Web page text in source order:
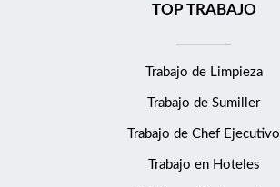
TOP TRABAJO
Trabajo de Limpieza
Trabajo de Sumiller
Trabajo de Chef Ejecutivo
Trabajo en Hoteles